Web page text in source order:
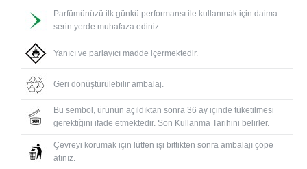
Parfümünüzü ilk günkü performansı ile kullanmak için daima
serin yerde muhafaza ediniz.
Yanıcı ve parlayıcı madde içermektedir.
Geri dönüştürülebilir ambalaj.
Bu sembol, ürünün açıldıktan sonra 36 ay içinde tüketilmesi
gerektiğini ifade etmektedir. Son Kullanma Tarihini belirler.
Çevreyi korumak için lütfen işi bittikten sonra ambalajı çöpe
atınız.